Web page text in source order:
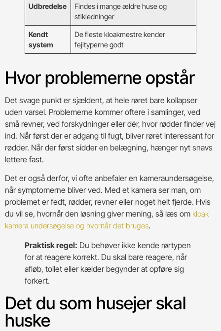
Udbredelse
Findes i mange ældre huse og
stikledninger
Kendt
system
De fleste kloakmestre kender
fejltyperne godt
Hvor problemerne opstår
Det svage punkt er sjældent, at hele røret bare kollapser
uden varsel. Problemerne kommer oftere i samlinger, ved
små revner, ved forskydninger eller dér, hvor rødder finder vej
ind. Når først der er adgang til fugt, bliver røret interessant for
rødder. Når der først sidder en belægning, hænger nyt snavs
lettere fast.
Det er også derfor, vi ofte anbefaler en kameraundersøgelse,
når symptomerne bliver ved. Med et kamera ser man, om
problemet er fedt, rødder, revner eller noget helt fjerde. Hvis
du vil se, hvornår den løsning giver mening, så læs om kloak
kamera undersøgelse og hvornår det bruges.
Praktisk regel: Du behøver ikke kende rørtypen
for at reagere korrekt. Du skal bare reagere, når
afløb, toilet eller kælder begynder at opføre sig
forkert.
Det du som husejer skal
huske